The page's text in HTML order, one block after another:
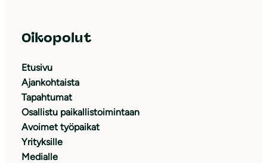
Oikopolut
Etusivu
Ajankohtaista
Tapahtumat
Osallistu paikallistoimintaan
Avoimet työpaikat
Yrityksille
Medialle